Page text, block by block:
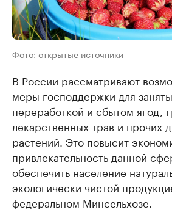
Фото: открытые источники
В России рассматривают
меры господдержки для
переработкой и сбытом ягод,
лекарственных трав и прочих
растений. Это повысит
привлекательность данной
обеспечить население
экологически чистой
федеральном Минсельхозе.